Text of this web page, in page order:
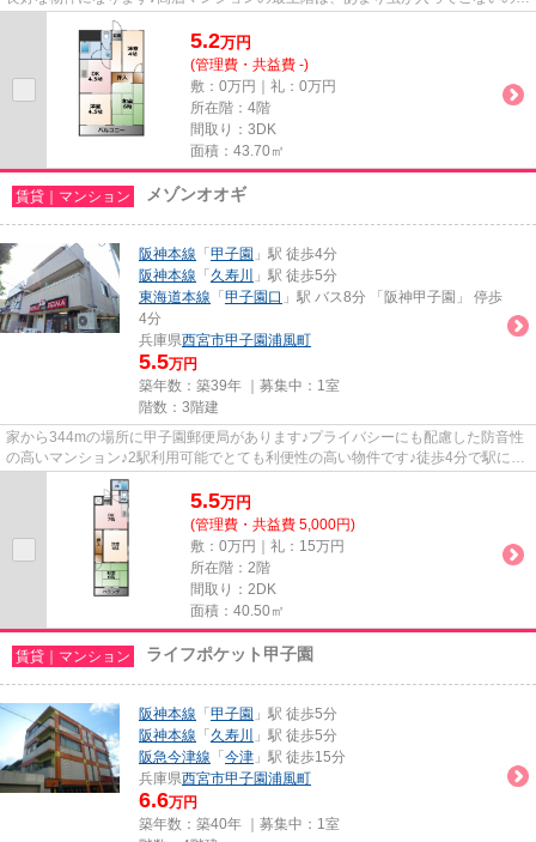
虫が苦手な女性も安心♪自宅か...
5.2万円
(管理費・共益費 -)
敷：0万円｜礼：0万円
所在階：4階
間取り：3DK
面積：43.70㎡
賃貸｜マンション メゾンオオギ
阪神本線 「 甲子園 」駅 徒歩4分
阪神本線 「 久寿川
」駅 徒歩5分
東海道本線 「 甲子園口 」駅 バス8分 「阪神甲子園」 停歩
4分
兵庫県西宮市甲子園浦風町
5.5万円
築年数：築39年 ｜募集中： 1室
階数：3階建
家から344mの場所に甲子園郵便局があります♪プライバシーにも配慮した防音性
の高いマンション♪2駅利用可能でとても利便性の高い物件です♪徒歩4分で駅にア
クセスできる物件です♪周辺環...
5.5万円
(管理費・共益費 5,000円)
敷：0万円｜礼：15万円
所在階：2階
間取り：2DK
面積：40.50㎡
賃貸｜マンション ライフポケット甲子園
阪神本線 「 甲子園 」駅 徒歩5分
阪神本線 「 久寿川
」駅 徒歩5分
阪急今津線 「 今津 」駅 徒歩15分
兵庫県西宮市甲子園浦風町
6.6万円
築年数：築40年 ｜募集中： 1室